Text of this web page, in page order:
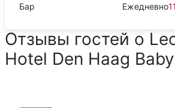
Бар Ежедневно
Отзывы гостей о
Hotel Den Haag